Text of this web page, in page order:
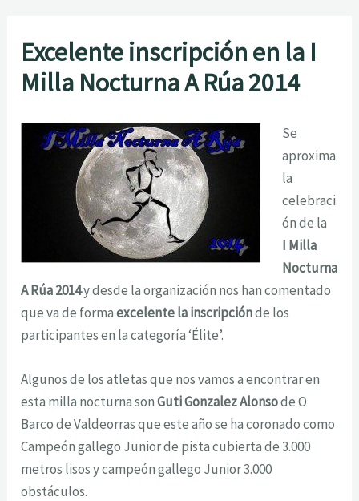
Excelente inscripción en la I
Milla Nocturna A Rúa 2014
Se
aproxima
la
celebraci
ón de la
I Milla
Nocturna
A Rúa 2014y desde la organización nos han comentado
que va de formaexcelente la inscripciónde los
participantes en la categoría ‘Élite’.
Algunos de los atletas que nos vamos a encontrar en
esta milla nocturna sonGuti Gonzalez Alonsode O
Barco de Valdeorras que este año se ha coronado como
Campeón gallego Junior de pista cubierta de 3.000
metros lisos y campeón gallego Junior 3.000
obstáculos.